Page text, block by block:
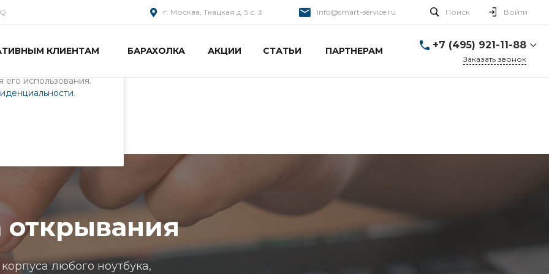
и
использования.
.
г. Москва, Ткацкая д. 5 с. 3 info@smart-service.ru Поиск Войти
КЛИЕНТАМ БАРАХОЛКА АКЦИИ СТАТЬИ ПАРТНЕРАМ
+7 (495) 921-11-88
Заказать звонок
любого ноутбука,